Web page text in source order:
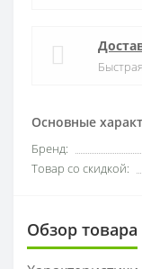
Основные
Бренд:
Товар со скидкой:
Обзор товара